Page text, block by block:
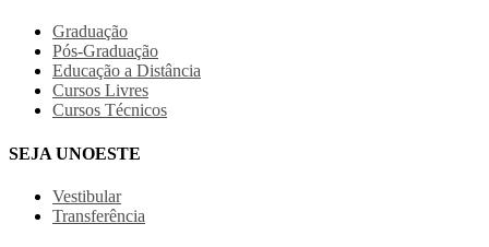
Graduação
Pós-Graduação
Educação a Distância
Cursos Livres
Cursos Técnicos
SEJA UNOESTE
Vestibular
Transferência